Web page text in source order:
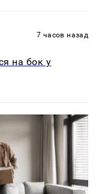
7 часов назад
на бок у